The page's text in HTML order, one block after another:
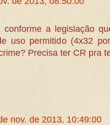
conforme a legislação
uso permitido (4x32
Precisa ter CR pra
nov. de 2013, 10:49:00